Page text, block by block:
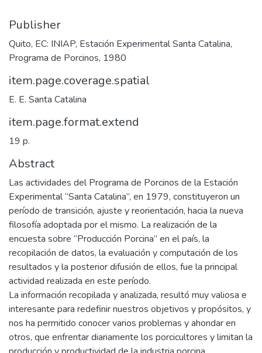
Publisher
Quito, EC: INIAP, Estación Experimental Santa Catalina,
Programa de Porcinos, 1980
item.page.coverage.spatial
E. E. Santa Catalina
item.page.format.extend
19 p.
Abstract
Las actividades del Programa de Porcinos de la Estación
Experimental “Santa Catalina”, en 1979, constituyeron un
período de transición, ajuste y reorientación, hacia la nueva
filosofía adoptada por el mismo. La realización de la
encuesta sobre “Producción Porcina” en el país, la
recopilación de datos, la evaluación y computación de los
resultados y la posterior difusión de ellos, fue la principal
actividad realizada en este período.
La información recopilada y analizada, resultó muy valiosa e
interesante para redefinir nuestros objetivos y propósitos, y
nos ha permitido conocer varios problemas y ahondar en
otros, que enfrentar diariamente los porcicultores y limitan la